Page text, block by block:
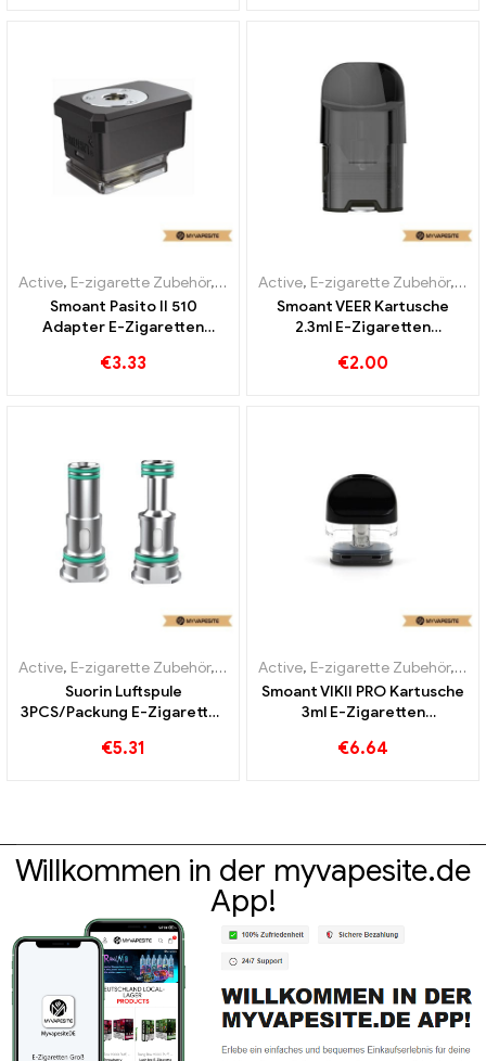
Active, E-zigarette Zubehör, Verdampfer
Smoant Pasito II 510
Adapter E-Zigaretten
€3.33
Active, E-zigarette Zubehör,
Smoant VEER Kartusche
2.3ml E-Zigaretten
€2.00
Active, E-zigarette Zubehör, Verdampfer
Suorin Luftspule
3PCS/Packung E-Zigaretten
€5.31
Active, E-zigarette Zubehör,
Smoant VIKII PRO Kartusche
3ml E-Zigaretten
€6.64
Willkommen in der myvapesite.de
App!